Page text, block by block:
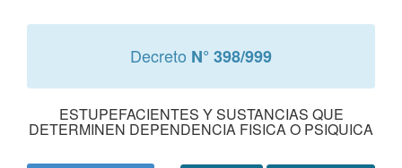
Decreto N° 398/999
ESTUPEFACIENTES Y SUSTANCIAS QUE
DETERMINEN DEPENDENCIA FISICA O PSIQUICA